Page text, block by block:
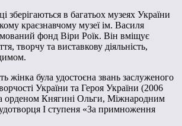
зберігаються в багатьох музеях України
краєзнавчому музеї ім. Василя
фонд Віри Роїк. Він вміщує
творчу та виставкову діяльність,
жінка була удостоєна звань заслуженого
України та Героя України (2006
орденом Княгині Ольги, Міжнародним
І ступеня «За примноження